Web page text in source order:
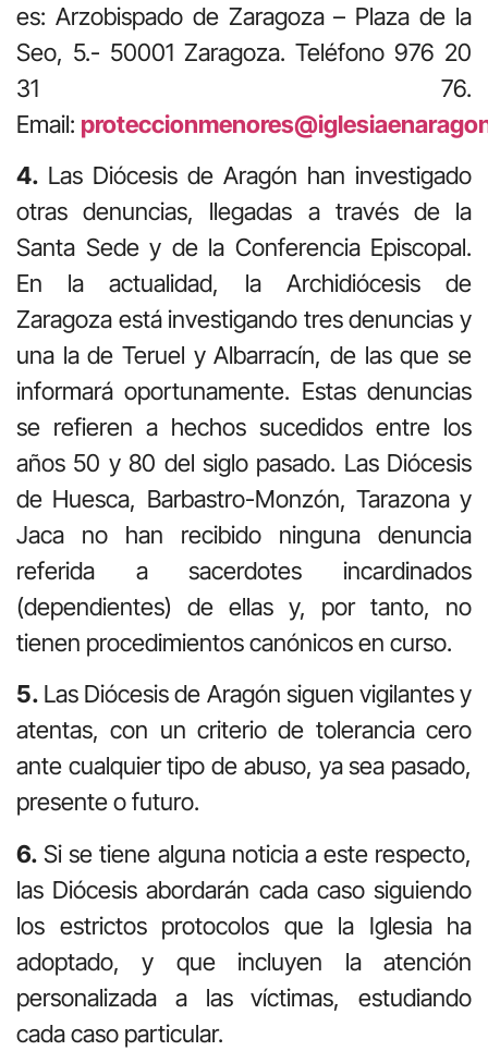
es: Arzobispado de Zaragoza – Plaza de la
Seo, 5.- 50001 Zaragoza. Teléfono 976 20
31 76.
Email:
4. Las Diócesis de Aragón han investigado
otras denuncias, llegadas a través de la
Santa Sede y de la Conferencia Episcopal.
En la actualidad, la Archidiócesis de
Zaragoza está investigando tres denuncias y
una la de Teruel y Albarracín, de las que se
informará oportunamente. Estas denuncias
se refieren a hechos sucedidos entre los
años 50 y 80 del siglo pasado. Las Diócesis
de Huesca, Barbastro-Monzón, Tarazona y
Jaca no han recibido ninguna denuncia
referida a sacerdotes incardinados
(dependientes) de ellas y, por tanto, no
tienen procedimientos canónicos en curso.
5. Las Diócesis de Aragón siguen vigilantes y
atentas, con un criterio de tolerancia cero
ante cualquier tipo de abuso, ya sea pasado,
presente o futuro.
6.Si se tiene alguna noticia a este respecto,
las Diócesis abordarán cada caso siguiendo
los estrictos protocolos que la Iglesia ha
adoptado, y que incluyen la atención
personalizada a las víctimas, estudiando
cada caso particular.